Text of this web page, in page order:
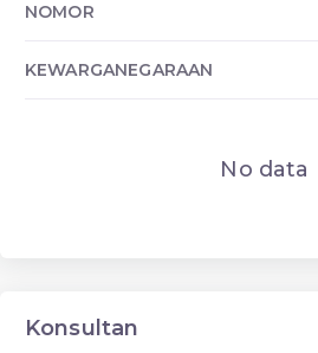
NOMOR
KEWARGANEGARAAN
No data
Konsultan